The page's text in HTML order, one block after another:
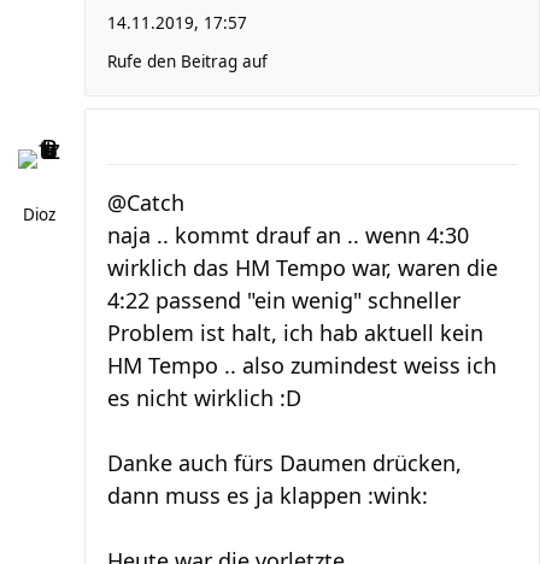
14.11.2019, 17:57
Rufe den Beitrag auf
Dioz
@Catch
naja .. kommt drauf an .. wenn 4:30
wirklich das HM Tempo war, waren die
4:22 passend "ein wenig" schneller
Problem ist halt, ich hab aktuell kein
HM Tempo .. also zumindest weiss ich
es nicht wirklich :D
Danke auch fürs Daumen drücken,
dann muss es ja klappen :wink: